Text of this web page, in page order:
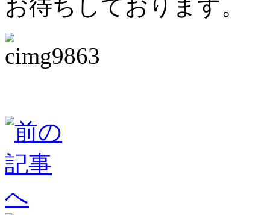
お待ちしております。